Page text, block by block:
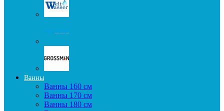
Ванны
Ванны 160 см
Ванны 170 см
Ванны 180 см